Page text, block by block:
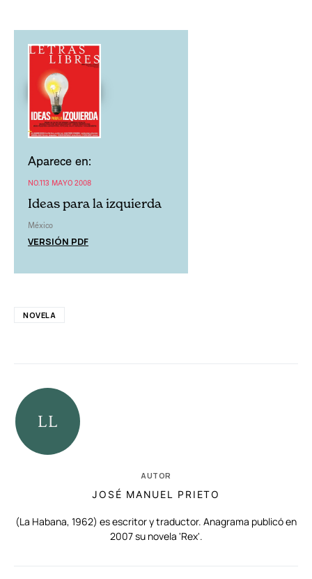
Aparece en:
NO.113 MAYO 2008
Ideas para la izquierda
México
VERSIÓN PDF
NOVELA
AUTOR
JOSÉ MANUEL PRIETO
(La Habana, 1962) es escritor y traductor. Anagrama publicó en
2007 su novela 'Rex'.